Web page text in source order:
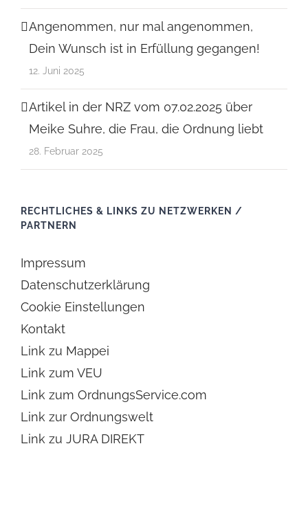
Angenommen, nur mal angenommen,
Dein Wunsch ist in Erfüllung gegangen!
12. Juni 2025
Artikel in der NRZ vom 07.02.2025 über
Meike Suhre, die Frau, die Ordnung liebt
28. Februar 2025
RECHTLICHES & LINKS ZU NETZWERKEN /
PARTNERN
Impressum
Datenschutzerklärung
Cookie Einstellungen
Kontakt
Link zu Mappei
Link zum VEU
Link zum OrdnungsService.com
Link zur Ordnungswelt
Link zu JURA DIREKT